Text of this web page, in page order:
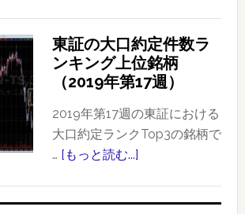
件
数
ラ
グ
位
銘
の
大
約
定
ラ
東証の大口約定件数ラ
ンキング上位銘柄
（2019年第17週）
2019年第17週の東証における
大口約定ランクTop3の銘柄で
… [もっと読む...]